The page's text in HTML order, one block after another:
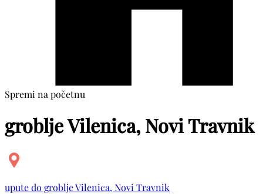
Spremi na početnu
groblje Vilenica, Novi Travnik
upute do groblje Vilenica, Novi Travnik